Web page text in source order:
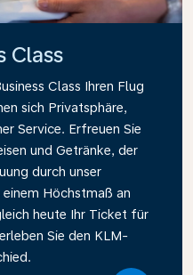
Class
Class Ihren Flug
sich Privatsphäre,
Service. Erfreuen Sie
und Getränke, der
durch unser
Höchstmaß an
heute Ihr Ticket für
Sie den KLM-